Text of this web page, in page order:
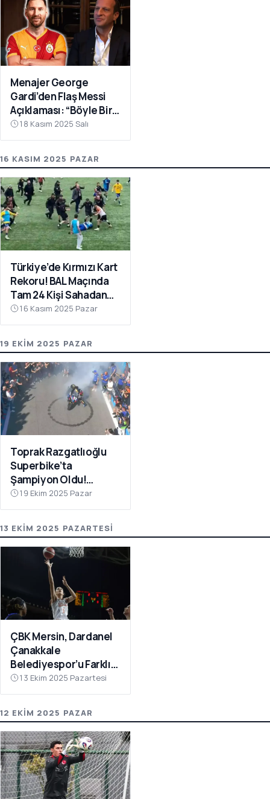
Menajer George
Gardi’den Flaş Messi
Açıklaması: “Böyle Bir
Fırsat Olursa,
Galatasaray İçin
18 Kasım 2025 Salı
16 KASIM 2025 PAZAR
Türkiye’de Kırmızı Kart
Rekoru! BAL Maçında
Tam 24 Kişi Sahadan
Atıldı
16 Kasım 2025 Pazar
19 EKIM 2025 PAZAR
Toprak Razgatlıoğlu
Superbike’ta
Şampiyon Oldu!
Rakibinin Skandal
Hamlesi Tepki Çekti
19 Ekim 2025 Pazar
13 EKIM 2025 PAZARTESI
ÇBK Mersin, Dardanel
Çanakkale
Belediyespor’u Farklı
Geçti: 112-78
13 Ekim 2025 Pazartesi
12 EKIM 2025 PAZAR